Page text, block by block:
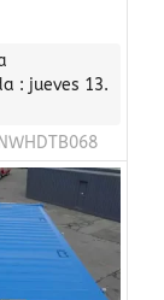
: jueves 13.